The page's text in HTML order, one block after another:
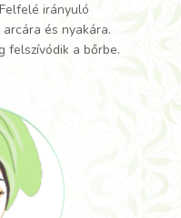
irányuló
és nyakára.
felszívódik a bőrbe.